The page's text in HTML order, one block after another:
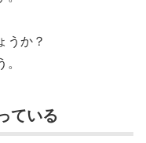
うか？
ている